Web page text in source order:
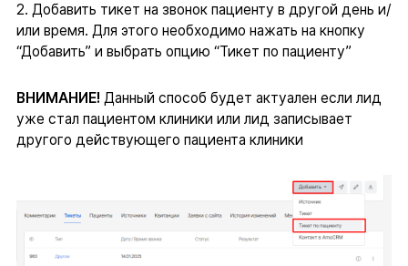
2. Добавить тикет на звонок пациенту в другой день и/
или время. Для этого необходимо нажать на кнопку
“Добавить” и выбрать опцию “Тикет по пациенту”
ВНИМАНИЕ! Данный способ будет актуален если лид
уже стал пациентом клиники или лид записывает
другого действующего пациента клиники